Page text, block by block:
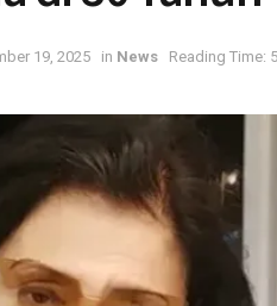
19, 2025 in News Reading Time: